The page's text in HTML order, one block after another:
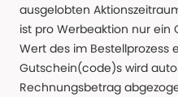
ausgelobten
ist pro Werbeaktion nur ein
Wert des im Bestellprozess
Gutschein(code)s wird
Rechnungsbetrag